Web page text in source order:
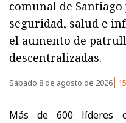
comunal de
seguridad, salud e
el aumento de
descentralizadas.
Sábado 8 de agosto de 2026
Más de 600 líderes